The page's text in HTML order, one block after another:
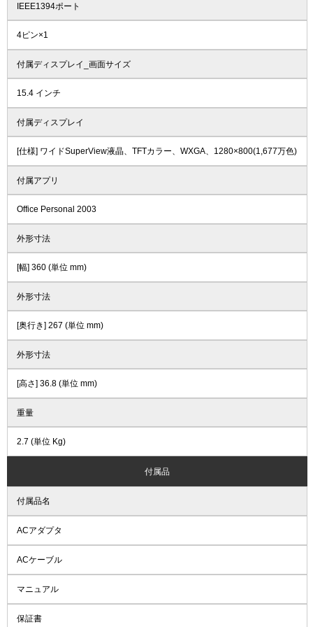
IEEE1394ポート
4ピン×1
付属ディスプレイ_画面サイズ
15.4 インチ
付属ディスプレイ
[仕様] ワイドSuperView液晶、TFTカラー、WXGA、1280×800(1,677万色)
付属アプリ
Office Personal 2003
外形寸法
[幅] 360 (単位 mm)
外形寸法
[奥行き] 267 (単位 mm)
外形寸法
[高さ] 36.8 (単位 mm)
重量
2.7 (単位 Kg)
付属品
付属品名
ACアダプタ
ACケーブル
マニュアル
保証書